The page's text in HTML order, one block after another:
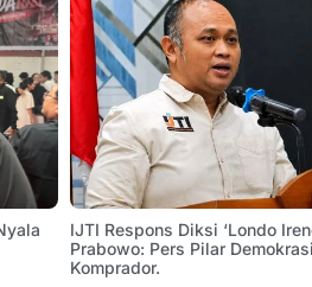
IJTI Respons Diksi ‘Londo
Prabowo: Pers Pilar
Komprador.